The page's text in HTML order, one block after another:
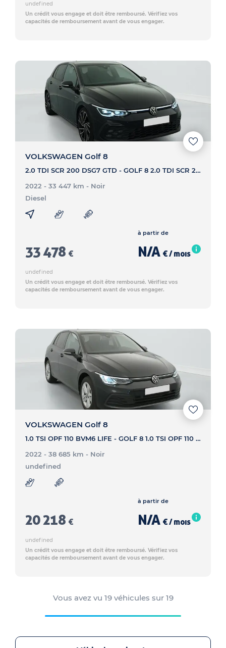
undefined
Un crédit vous engage et doit être remboursé. Vérifiez vos
capacités de remboursement avant de vous engager.
VOLKSWAGEN Golf 8
2.0 TDI SCR 200 DSG7 GTD - GOLF 8 2.0 TDI SCR 200 DSG7 GTD
2022 - 33 447 km - Noir
Diesel
33 478 €
à partir de
N/A € / mois
undefined
Un crédit vous engage et doit être remboursé. Vérifiez vos
capacités de remboursement avant de vous engager.
VOLKSWAGEN Golf 8
1.0 TSI OPF 110 BVM6 LIFE - GOLF 8 1.0 TSI OPF 110 BVM6 LIFE
2022 - 38 685 km - Noir
undefined
20 218 €
à partir de
N/A € / mois
undefined
Un crédit vous engage et doit être remboursé. Vérifiez vos
capacités de remboursement avant de vous engager.
Vous avez vu 19 véhicules sur 19